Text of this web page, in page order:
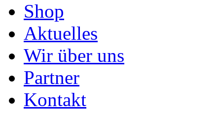
Shop
Aktuelles
Wir über uns
Partner
Kontakt